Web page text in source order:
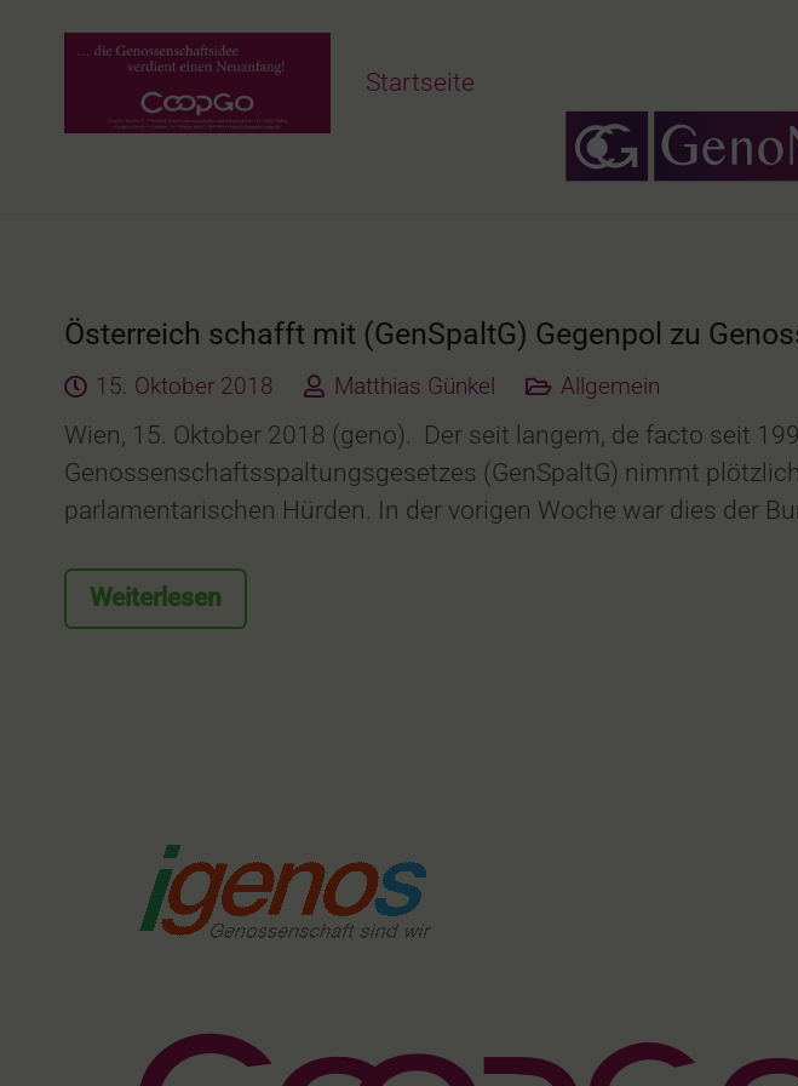
Startseite
Österreich schafft mit (GenSpaltG) Gegenpol zu
15. Oktober 2018 Matthias Günkel Allgemein
Wien, 15. Oktober 2018 (geno). Der seit langem, de facto seit
Genossenschaftsspaltungsgesetzes (GenSpaltG) nimmt
parlamentarischen Hürden. In der vorigen Woche war dies der
Weiterlesen